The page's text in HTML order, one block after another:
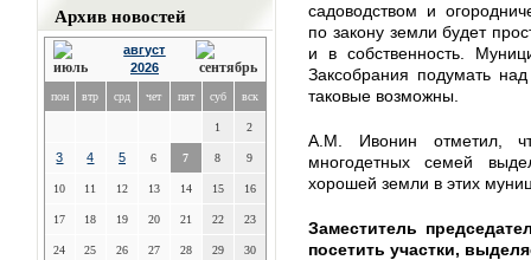
Архив новостей
август
2026
пон втр срд чет пят суб вск
1 2
3 4 5 6 7 8 9
10 11 12 13 14 15 16
17 18 19 20 21 22 23
24 25 26 27 28 29 30
садоводством и
по закону земли будет
и в собственность.
Заксобрания подумать
таковые возможны.
А.М. Ивонин отметил,
многодетных семей
хорошей земли в этих
Заместитель
посетить участки,